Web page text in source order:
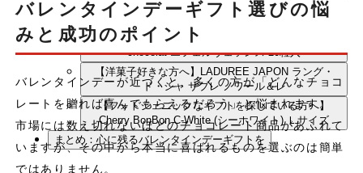
【チョコレート通への贈り物に】le fleuve
≪ICA2020-2025受賞5種, C.C.C受賞3種≫ プラリネ10
【フランスの老舗ブランド好きな方へ】La maison du
chocolat エフェルヴェソンス 20粒入
【洋菓子好きな方へ】LADUREE JAPON ラング・
ド・シャ サブレ ノワール＆レ
【フォトジェニックなギフトを探している方へ】
Cherry BonBon C-White (シーホワイト) Ｌサイズ
まとめ：心に残るバレンタインデーギフトを
バレンタインデーギフト選びの悩
みと成功のポイント
バレンタインデーが近づくと、多くの方が「どんなチョコ
レートを贈れば喜んでもらえるだろう」と悩まれます。
市場には数え切れないほどのチョコレート商品があふれて
いますが、その中から本当に喜ばれるものを選ぶのは簡単
ではありません。